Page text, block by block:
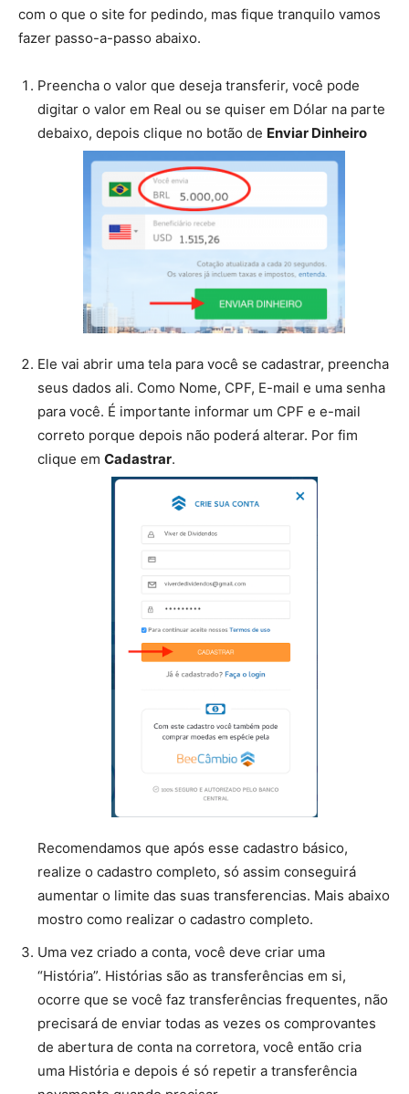
com o que o site for pedindo, mas fique tranquilo vamos
fazer passo-a-passo abaixo.
Preencha o valor que deseja transferir, você pode
digitar o valor em Real ou se quiser em Dólar na parte
debaixo, depois clique no botão de Enviar Dinheiro
Ele vai abrir uma tela para você se cadastrar, preencha
seus dados ali. Como Nome, CPF, E-mail e uma senha
para você. É importante informar um CPF e e-mail
correto porque depois não poderá alterar. Por fim
clique em Cadastrar.
Recomendamos que após esse cadastro básico,
realize o cadastro completo, só assim conseguirá
aumentar o limite das suas transferencias. Mais abaixo
mostro como realizar o cadastro completo.
Uma vez criado a conta, você deve criar uma
“História”. Histórias são as transferências em si,
ocorre que se você faz transferências frequentes, não
precisará de enviar todas as vezes os comprovantes
de abertura de conta na corretora, você então cria
uma História e depois é só repetir a transferência